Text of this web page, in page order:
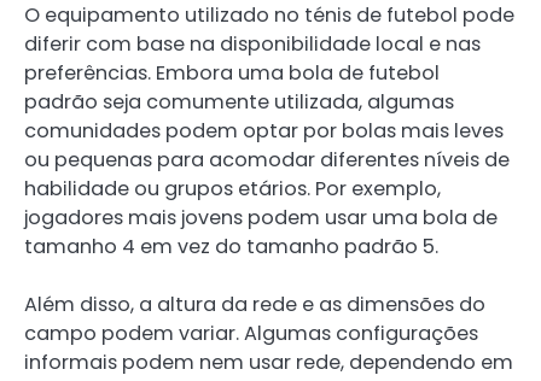
O equipamento utilizado no ténis de futebol pode
diferir com base na disponibilidade local e nas
preferências. Embora uma bola de futebol
padrão seja comumente utilizada, algumas
comunidades podem optar por bolas mais leves
ou pequenas para acomodar diferentes níveis de
habilidade ou grupos etários. Por exemplo,
jogadores mais jovens podem usar uma bola de
tamanho 4 em vez do tamanho padrão 5.
Além disso, a altura da rede e as dimensões do
campo podem variar. Algumas configurações
informais podem nem usar rede, dependendo em